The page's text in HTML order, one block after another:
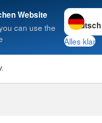
Website
can use the
Sprache
Alles klar
Suche